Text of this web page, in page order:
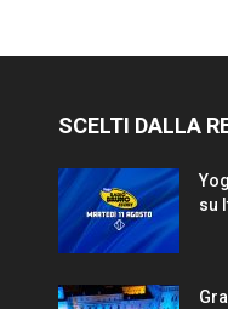
SCELTI DALLA
su